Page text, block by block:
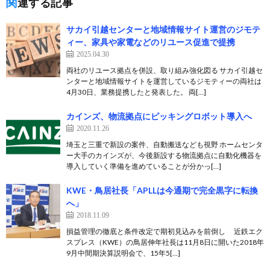
サカイ引越センターと地域情報サイト運営のジモテ
ィー、家具や家電などのリユース促進で提携
2025.04.30
両社のリユース拠点を併設、取り組み強化図る サカイ引越セ
ンターと地域情報サイトを運営しているジモティーの両社は
4月30日、業務提携したと発表した。 両[…]
カインズ、物流拠点にピッキングロボット導入へ
2020.11.26
埼玉と三重で新設の案件、自動搬送なども視野 ホームセンタ
ー大手のカインズが、今後新設する物流拠点に自動化機器を
導入していく準備を進めていることが分かっ[…]
KWE・鳥居社長「APLLは今通期で完全黒字に転換
へ」
2018.11.09
損益管理の徹底と条件改定で期初見込みを前倒し 近鉄エク
スプレス（KWE）の鳥居伸年社長は11月8日に開いた2018年
9月中間期決算説明会で、15年5[…]